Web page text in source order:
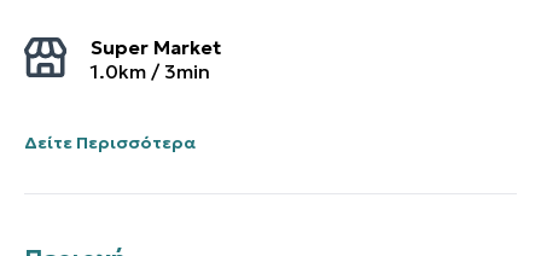
Super Market
1.0km / 3min
Δείτε Περισσότερα